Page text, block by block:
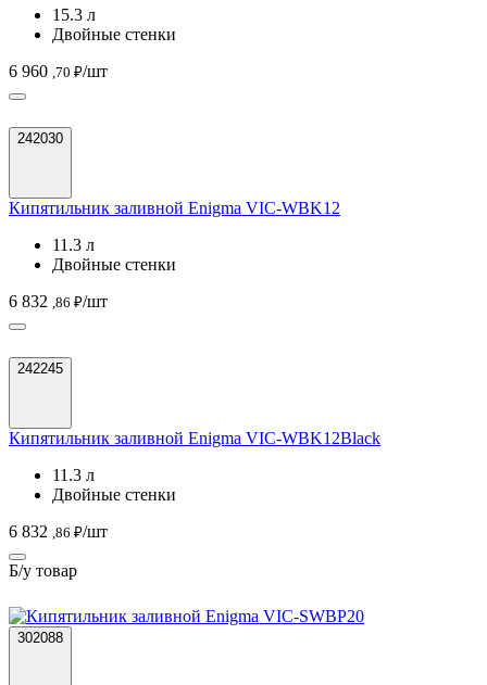
15.3 л
Двойные стенки
6 960 ,70 ₽/шт
242030
Кипятильник заливной Enigma VIC-WBK12
11.3 л
Двойные стенки
6 832 ,86 ₽/шт
242245
Кипятильник заливной Enigma VIC-WBK12Black
11.3 л
Двойные стенки
6 832 ,86 ₽/шт
Б/у товар
302088